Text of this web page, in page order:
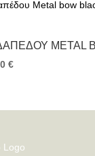
METAL
€